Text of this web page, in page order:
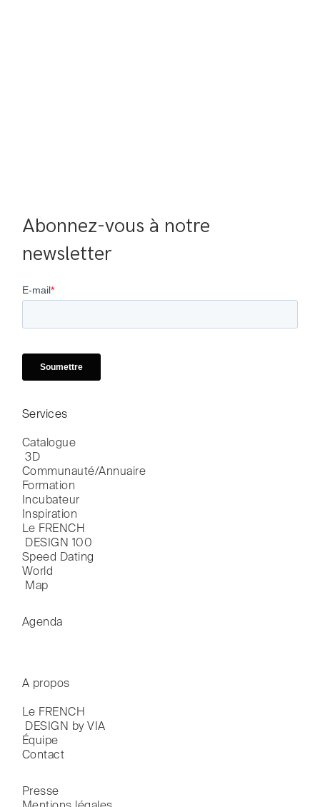
Abonnez-vous à notre
newsletter
Services
Catalogue
3D
Communauté/Annuaire
Formation
Incubateur
Inspiration
Le FRENCH
DESIGN 100
Speed Dating
World
Map
Agenda
A propos
Le FRENCH
DESIGN by VIA
Équipe
Contact
Presse